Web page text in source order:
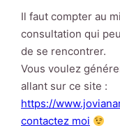
Il faut compter au
consultation qui
de se rencontrer.
Vous voulez
allant sur ce site :
https://
contactez moi